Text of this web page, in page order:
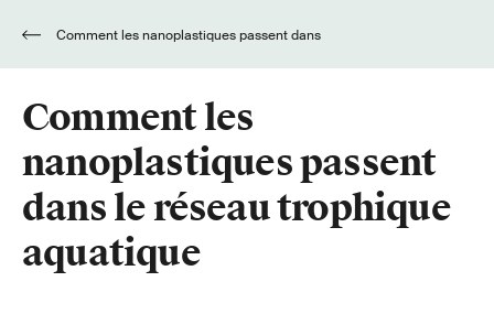
Comment les
nanoplastiques passent
dans le réseau trophique
aquatique